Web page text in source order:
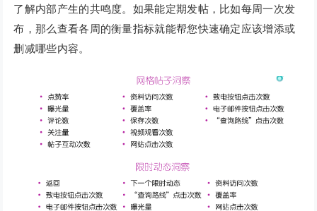
了解内部产生的共鸣度。如果能定期发帖，比如每周一次发
布，那么查看各周的衡量指标就能帮您快速确定应该增添或
删减哪些内容。